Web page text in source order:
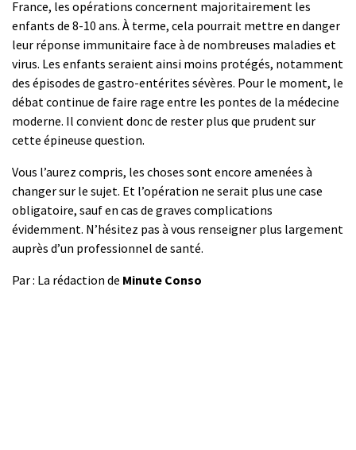
France, les opérations concernent majoritairement les
enfants de 8-10 ans. À terme, cela pourrait mettre en danger
leur réponse immunitaire face à de nombreuses maladies et
virus. Les enfants seraient ainsi moins protégés, notamment
des épisodes de gastro-entérites sévères. Pour le moment, le
débat continue de faire rage entre les pontes de la médecine
moderne. Il convient donc de rester plus que prudent sur
cette épineuse question.
Vous l’aurez compris, les choses sont encore amenées à
changer sur le sujet. Et l’opération ne serait plus une case
obligatoire, sauf en cas de graves complications
évidemment. N’hésitez pas à vous renseigner plus largement
auprès d’un professionnel de santé.
Par : La rédaction de Minute Conso